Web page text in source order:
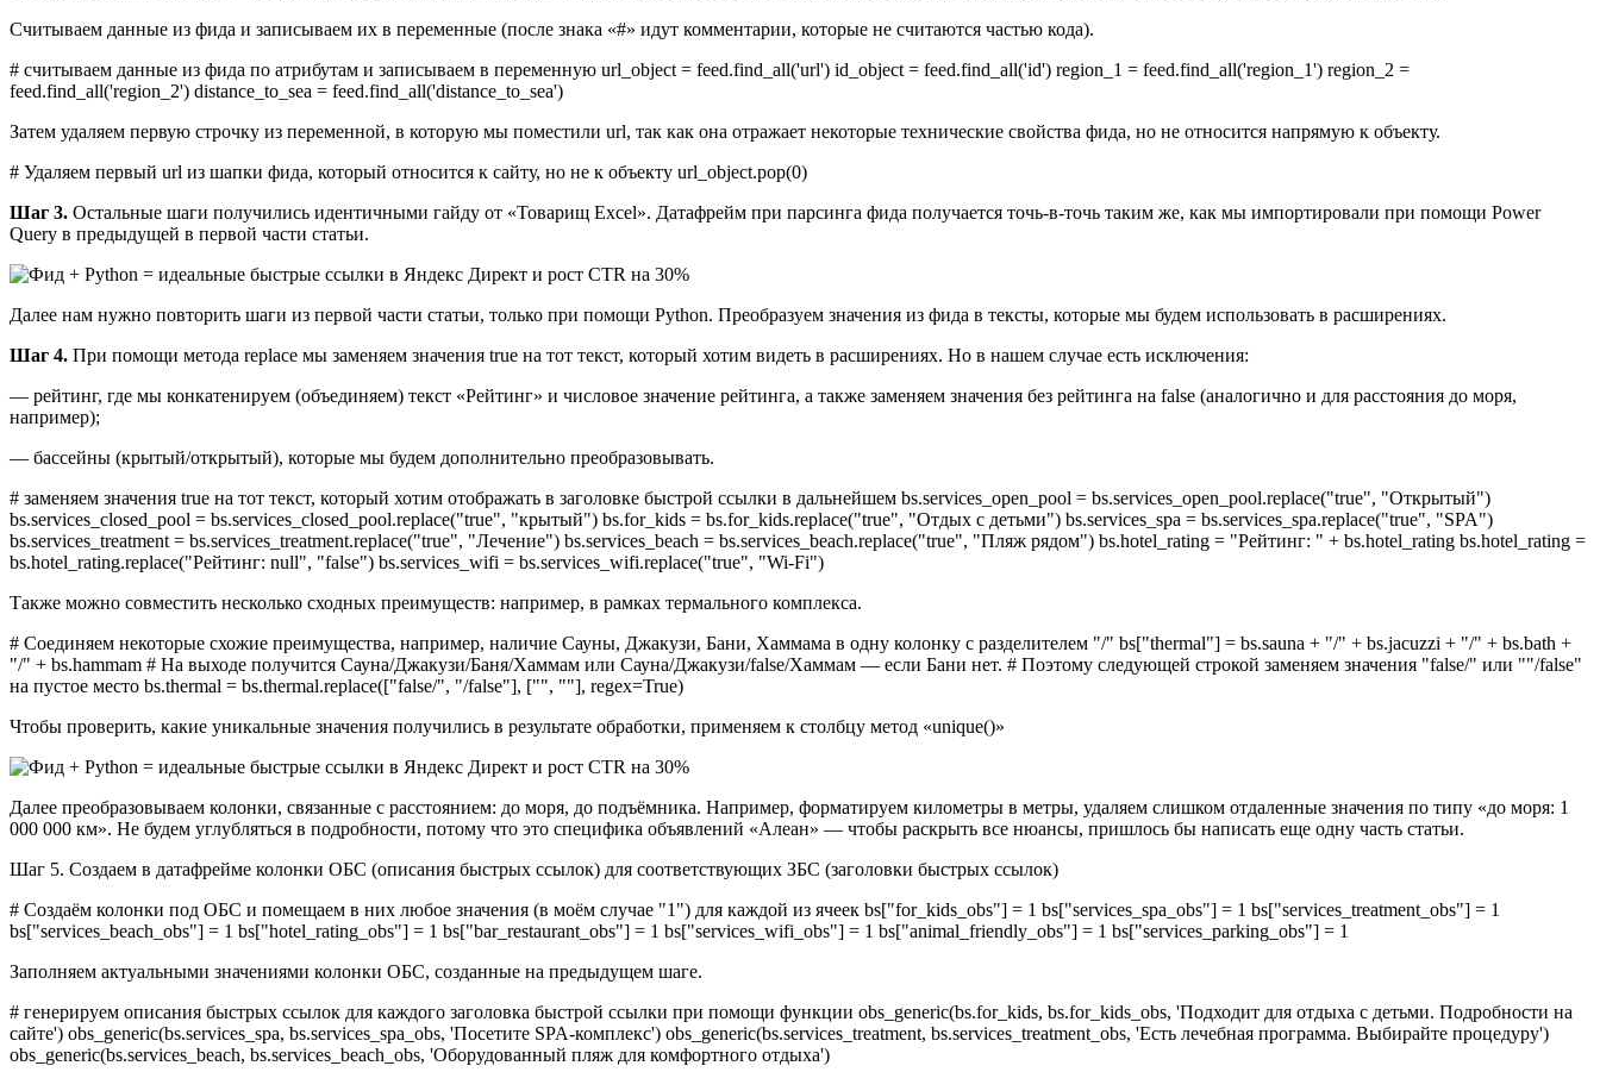
Считываем данные из фида и записываем их в переменные (после знака «#» идут комментарии, которые не считаются частью кода).
# считываем данные из фида по атрибутам и записываем в переменную url_object = feed.find_all('url') id_object = feed.find_all('id') region_1 = feed.find_all('region_1') region_2 =
feed.find_all('region_2') distance_to_sea = feed.find_all('distance_to_sea')
Затем удаляем первую строчку из переменной, в которую мы поместили url, так как она отражает некоторые технические свойства фида, но не относится напрямую к объекту.
# Удаляем первый url из шапки фида, который относится к сайту, но не к объекту url_object.pop(0)
Шаг 3. Остальные шаги получились идентичными гайду от «Товарищ Excel». Датафрейм при парсинга фида получается точь-в-точь таким же, как мы импортировали при помощи Power
Query в предыдущей в первой части статьи.
Далее нам нужно повторить шаги из первой части статьи, только при помощи Python. Преобразуем значения из фида в тексты, которые мы будем использовать в расширениях.
Шаг 4. При помощи метода replace мы заменяем значения true на тот текст, который хотим видеть в расширениях. Но в нашем случае есть исключения:
— рейтинг, где мы конкатенируем (объединяем) текст «Рейтинг» и числовое значение рейтинга, а также заменяем значения без рейтинга на false (аналогично и для расстояния до моря,
например);
— бассейны (крытый/открытый), которые мы будем дополнительно преобразовывать.
# заменяем значения true на тот текст, который хотим отображать в заголовке быстрой ссылки в дальнейшем bs.services_open_pool = bs.services_open_pool.replace("true", "Открытый")
bs.services_closed_pool = bs.services_closed_pool.replace("true", "крытый") bs.for_kids = bs.for_kids.replace("true", "Отдых с детьми") bs.services_spa = bs.services_spa.replace("true", "SPA")
bs.services_treatment = bs.services_treatment.replace("true", "Лечение") bs.services_beach = bs.services_beach.replace("true", "Пляж рядом") bs.hotel_rating = "Рейтинг: " + bs.hotel_rating bs.hotel_rating =
bs.hotel_rating.replace("Рейтинг: null", "false") bs.services_wifi = bs.services_wifi.replace("true", "Wi-Fi")
Также можно совместить несколько сходных преимуществ: например, в рамках термального комплекса.
# Соединяем некоторые схожие преимущества, например, наличие Сауны, Джакузи, Бани, Хаммама в одну колонку с разделителем "/" bs["thermal"] = bs.sauna + "/" + bs.jacuzzi + "/" + bs.bath +
"/" + bs.hammam # На выходе получится Сауна/Джакузи/Баня/Хаммам или Сауна/Джакузи/false/Хаммам — если Бани нет. # Поэтому следующей строкой заменяем значения "false/" или ""/false"
на пустое место bs.thermal = bs.thermal.replace(["false/", "/false"], ["", ""], regex=True)
Чтобы проверить, какие уникальные значения получились в результате обработки, применяем к столбцу метод «unique()»
Далее преобразовываем колонки, связанные с расстоянием: до моря, до подъёмника. Например, форматируем километры в метры, удаляем слишком отдаленные значения по типу «до моря: 1
000 000 км». Не будем углубляться в подробности, потому что это специфика объявлений «Алеан» — чтобы раскрыть все нюансы, пришлось бы написать еще одну часть статьи.
Шаг 5. Создаем в датафрейме колонки ОБС (описания быстрых ссылок) для соответствующих ЗБС (заголовки быстрых ссылок)
# Создаём колонки под ОБС и помещаем в них любое значения (в моём случае "1") для каждой из ячеек bs["for_kids_obs"] = 1 bs["services_spa_obs"] = 1 bs["services_treatment_obs"] = 1
bs["services_beach_obs"] = 1 bs["hotel_rating_obs"] = 1 bs["bar_restaurant_obs"] = 1 bs["services_wifi_obs"] = 1 bs["animal_friendly_obs"] = 1 bs["services_parking_obs"] = 1
Заполняем актуальными значениями колонки ОБС, созданные на предыдущем шаге.
# генерируем описания быстрых ссылок для каждого заголовка быстрой ссылки при помощи функции obs_generic(bs.for_kids, bs.for_kids_obs, 'Подходит для отдыха с детьми. Подробности на
сайте') obs_generic(bs.services_spa, bs.services_spa_obs, 'Посетите SPA-комплекс') obs_generic(bs.services_treatment, bs.services_treatment_obs, 'Есть лечебная программа. Выбирайте процедуру')
obs_generic(bs.services_beach, bs.services_beach_obs, 'Оборудованный пляж для комфортного отдыха')